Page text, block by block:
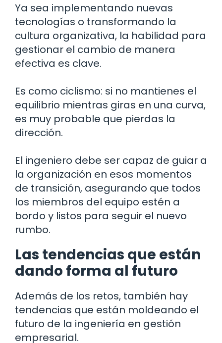
Ya sea implementando nuevas
tecnologías o transformando la
cultura organizativa, la habilidad para
gestionar el cambio de manera
efectiva es clave.
Es como ciclismo: si no mantienes el
equilibrio mientras giras en una curva,
es muy probable que pierdas la
dirección.
El ingeniero debe ser capaz de guiar a
la organización en esos momentos
de transición, asegurando que todos
los miembros del equipo estén a
bordo y listos para seguir el nuevo
rumbo.
Las tendencias que están
dando forma al futuro
Además de los retos, también hay
tendencias que están moldeando el
futuro de la ingeniería en gestión
empresarial.